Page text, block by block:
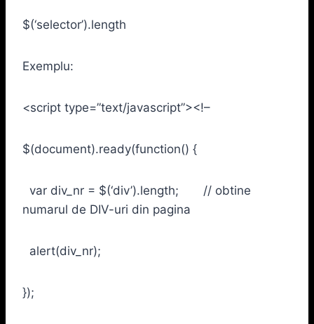
$(‘selector’).length
Exemplu:
<script type=”text/javascript”><!–
$(document).ready(function() {
var div_nr = $(‘div’).length; // obtine
numarul de DIV-uri din pagina
alert(div_nr);
});